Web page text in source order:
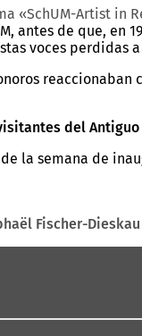
«SchUM-Artist in
antes de que, en
voces perdidas
del
la semana de
Fischer-Dieskau